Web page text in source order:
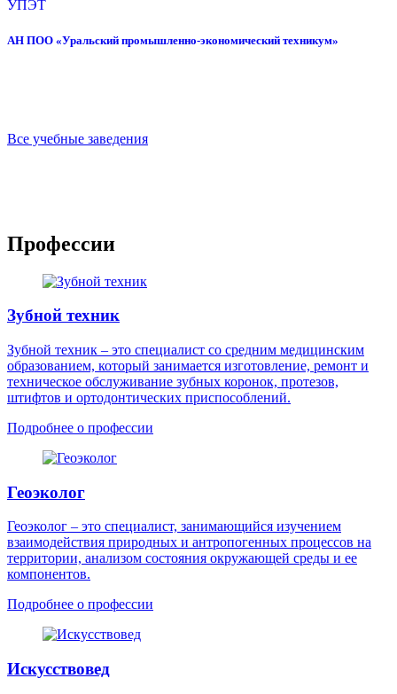
УПЭТ
АН ПОО «Уральский промышленно-экономический техникум»
Все учебные заведения
Профессии
Зубной техник
Зубной техник – это специалист со средним медицинским
образованием, который занимается изготовление, ремонт и
техническое обслуживание зубных коронок, протезов,
штифтов и ортодонтических приспособлений.
Подробнее о профессии
Геоэколог
Геоэколог – это специалист, занимающийся изучением
взаимодействия природных и антропогенных процессов на
территории, анализом состояния окружающей среды и ее
компонентов.
Подробнее о профессии
Искусствовед